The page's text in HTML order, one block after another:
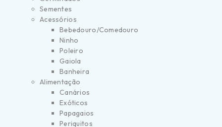
Sementes
Acessórios
Bebedouro/Comedouro
Ninho
Poleiro
Gaiola
Banheira
Alimentação
Canários
Exóticos
Papagaios
Periquitos